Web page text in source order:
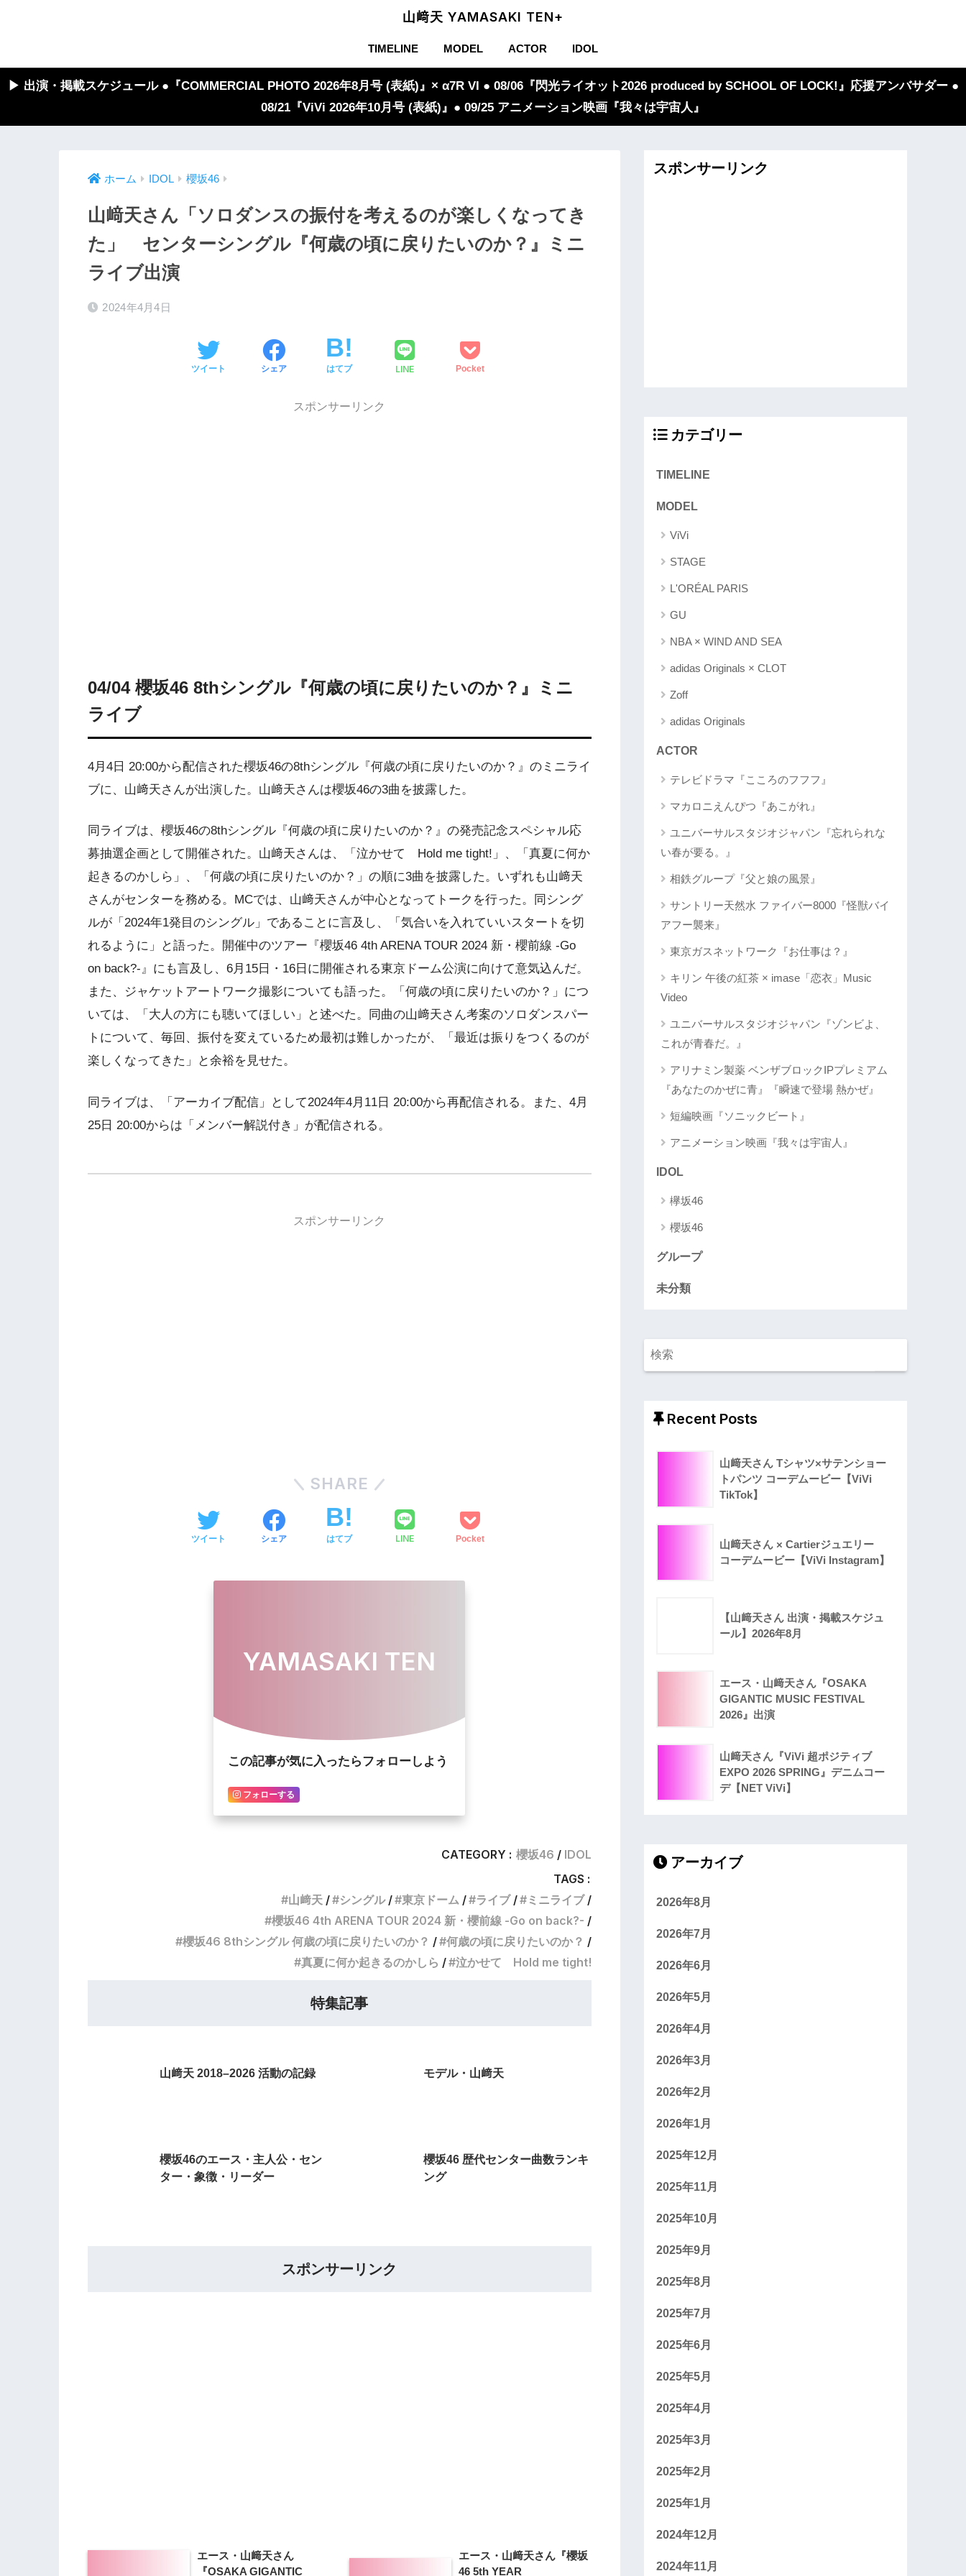
山﨑天 YAMASAKI TEN+
TIMELINE MODEL ACTOR IDOL
▶︎ 出演・掲載スケジュール ●『COMMERCIAL PHOTO 2026年8月号 (表紙)』× α7R VI ● 08/06『閃光ライオット2026 produced by SCHOOL OF LOCK!』応援アンバサダー ●
08/21『ViVi 2026年10月号 (表紙)』● 09/25 アニメーション映画『我々は宇宙人』
ホーム IDOL 櫻坂46
山﨑天さん「ソロダンスの振付を考えるのが楽しくなってき
た」 センターシングル『何歳の頃に戻りたいのか？』ミニ
ライブ出演
2024年4月4日
ツイート シェア はてブ LINE Pocket
スポンサーリンク
04/04 櫻坂46 8thシングル『何歳の頃に戻りたいのか？』ミニ
ライブ
4月4日 20:00から配信された櫻坂46の8thシングル『何歳の頃に戻りたいのか？』のミニライ
ブに、山﨑天さんが出演した。山﨑天さんは櫻坂46の3曲を披露した。
同ライブは、櫻坂46の8thシングル『何歳の頃に戻りたいのか？』の発売記念スペシャル応
募抽選企画として開催された。山﨑天さんは、「泣かせて Hold me tight!」、「真夏に何か
起きるのかしら」、「何歳の頃に戻りたいのか？」の順に3曲を披露した。いずれも山﨑天
さんがセンターを務める。MCでは、山﨑天さんが中心となってトークを行った。同シング
ルが「2024年1発目のシングル」であることに言及し、「気合いを入れていいスタートを切
れるように」と語った。開催中のツアー『櫻坂46 4th ARENA TOUR 2024 新・櫻前線 -Go
on back?-』にも言及し、6月15日・16日に開催される東京ドーム公演に向けて意気込んだ。
また、ジャケットアートワーク撮影についても語った。「何歳の頃に戻りたいのか？」につ
いては、「大人の方にも聴いてほしい」と述べた。同曲の山﨑天さん考案のソロダンスパー
トについて、毎回、振付を変えているため最初は難しかったが、「最近は振りをつくるのが
楽しくなってきた」と余裕を見せた。
同ライブは、「アーカイブ配信」として2024年4月11日 20:00から再配信される。また、4月
25日 20:00からは「メンバー解説付き」が配信される。
スポンサーリンク
SHARE
ツイート シェア はてブ LINE Pocket
YAMASAKI TEN
この記事が気に入ったらフォローしよう
フォローする
CATEGORY : 櫻坂46
IDOL
TAGS :
山﨑天
シングル 東京ドーム ライブ
ミニライブ
櫻坂46 4th ARENA TOUR 2024 新・櫻前線 -Go on back?-
櫻坂46 8thシングル 何歳の頃に戻りたいのか？
何歳の頃に戻りたいのか？
真夏に何か起きるのかしら
泣かせて Hold me tight!
特集記事
山﨑天 2018–2026 活動の記録 モデル・山﨑天
櫻坂46のエース・主人公・セン
ター・象徴・リーダー
櫻坂46 歴代センター曲数ランキ
ング
スポンサーリンク
エース・山﨑天さん
『OSAKA GIGANTIC
エース・山﨑天さん『櫻坂
46 5th YEAR
スポンサーリンク
カテゴリー
TIMELINE
MODEL
ViVi
STAGE
L'ORÉAL PARIS
GU
NBA × WIND AND SEA
adidas Originals × CLOT
Zoff
adidas Originals
ACTOR
テレビドラマ『こころのフフフ』
マカロニえんぴつ『あこがれ』
ユニバーサルスタジオジャパン『忘れられな
い春が要る。』
相鉄グループ『父と娘の風景』
サントリー天然水 ファイバー8000『怪獣バイ
アフー襲来』
東京ガスネットワーク『お仕事は？』
キリン 午後の紅茶 × imase「恋衣」Music
Video
ユニバーサルスタジオジャパン『ゾンビよ、
これが青春だ。』
アリナミン製薬 ベンザブロックIPプレミアム
『あなたのかぜに青』『瞬速で登場 熱かぜ』
短編映画『ソニックビート』
アニメーション映画『我々は宇宙人』
IDOL
欅坂46
櫻坂46
グループ
未分類
Recent Posts
山﨑天さん Tシャツ×サテンショー
トパンツ コーデムービー【ViVi
TikTok】
山﨑天さん × Cartierジュエリー
コーデムービー【ViVi Instagram】
【山﨑天さん 出演・掲載スケジュ
ール】2026年8月
エース・山﨑天さん『OSAKA
GIGANTIC MUSIC FESTIVAL
2026』出演
山﨑天さん『ViVi 超ポジティブ
EXPO 2026 SPRING』デニムコー
デ【NET ViVi】
アーカイブ
2026年8月
2026年7月
2026年6月
2026年5月
2026年4月
2026年3月
2026年2月
2026年1月
2025年12月
2025年11月
2025年10月
2025年9月
2025年8月
2025年7月
2025年6月
2025年5月
2025年4月
2025年3月
2025年2月
2025年1月
2024年12月
2024年11月